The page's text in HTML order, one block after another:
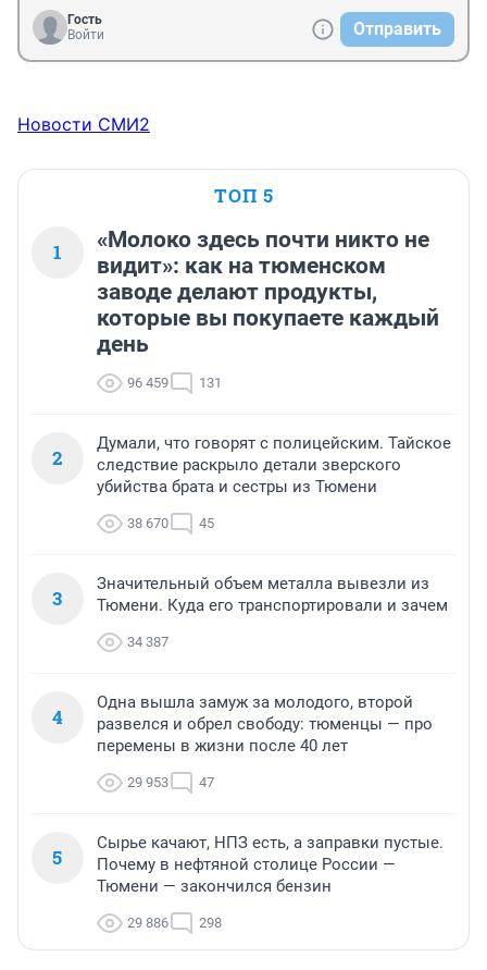
Гость
Войти
Отправить
Новости СМИ2
ТОП 5
1
«Молоко здесь почти никто не
видит»: как на тюменском
заводе делают продукты,
которые вы покупаете каждый
день
96 459 131
2
Думали, что говорят с полицейским. Тайское
следствие раскрыло детали зверского
убийства брата и сестры из Тюмени
38 670 45
3
Значительный объем металла вывезли из
Тюмени. Куда его транспортировали и зачем
34 387
4
Одна вышла замуж за молодого, второй
развелся и обрел свободу: тюменцы — про
перемены в жизни после 40 лет
29 953 47
5
Сырье качают, НПЗ есть, а заправки пустые.
Почему в нефтяной столице России —
Тюмени — закончился бензин
29 886 298